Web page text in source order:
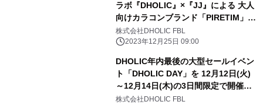
ラボ『DHOLIC』×『JJ』による 大人
向けカラコンブランド「PIRETIM」が
リリース！
株式会社DHOLIC FBL
2023年12月25日 09:00
DHOLIC年内最後の大型セールイベン
ト「DHOLIC DAY」を 12月12日(火)
～12月14日(木)の3日間限定で開催決
定！
株式会社DHOLIC FBL